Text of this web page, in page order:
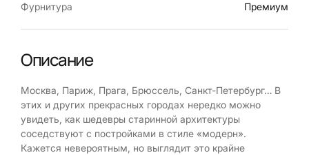
Фурнитура Премиум
Описание
Москва, Париж, Прага, Брюссель, Санкт-Петербург… В
этих и других прекрасных городах нередко можно
увидеть, как шедевры старинной архитектуры
соседствуют с постройками в стиле «модерн».
Кажется невероятным, но выглядит это крайне